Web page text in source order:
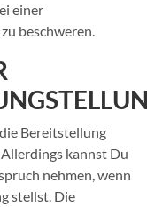
einer
beschweren.
Bereitstellung
kannst Du
nehmen, wenn
stellst. Die